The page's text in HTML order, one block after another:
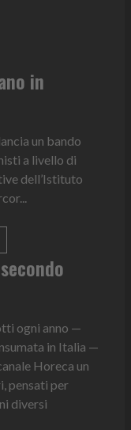
in
un bando
a livello di
dell’Istituto
ogni anno —
in Italia —
Horeca un
pensati per
diversi